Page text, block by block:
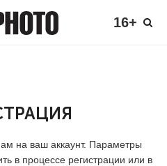
16+
на ваш аккаунт. Параметры
в процессе регистрации или в